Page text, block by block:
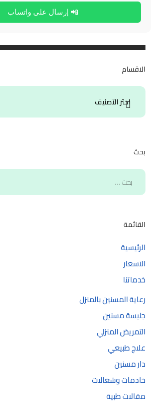
📲 إرسال على واتساب
الاقسام
بحث
القائمة
الرئيسية
الآسعار
خدماتنا
رعاية المسنين بالمنزل
جليسة مسنين
التمريض المنزلي
علاج طبيعي
دار مسنين
خادمات وشغالات
مقالات طبية